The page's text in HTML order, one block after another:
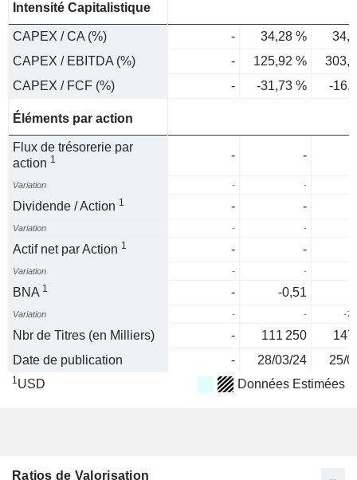
Intensité Capitalistique
CAPEX / CA (%) - 34,28 %
CAPEX / EBITDA (%)
- 125,92 %
CAPEX / FCF (%)
- -31,73 % -
Éléments par action
Flux de trésorerie par
action 1 - -
Variation - -
Dividende / Action 1 - -
Variation - -
Actif net par Action 1 - -
Variation - -
BNA 1 - -0,51
Variation - - -
Nbr de Titres (en Milliers) - 111 250
147
Date de publication
- 28/03/24 25/
1USD Données Estimées
Ratios de Valorisation